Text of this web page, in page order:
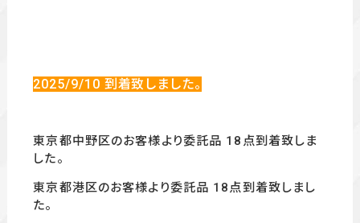
2025/9/10 到着致しました。
東京都中野区のお客様より委託品 18 点到着致しま
した。
東京都港区のお客様より委託品 18点到着致しまし
た。